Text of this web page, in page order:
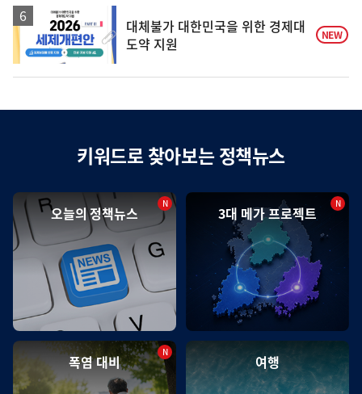
대체불가 대한민국을 위한 경제대
도약 지원
NEW
키워드로 찾아보는 정책뉴스
오늘의 정책뉴스
최
신
N
3대 메가 프로젝트
최
N
폭염 대비
최
신
글
N
여행